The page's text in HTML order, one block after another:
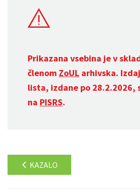
Prikazana vsebina je v
členom ZoUL arhivska.
lista, izdane po 28.2.2026,
na PISRS.
KAZALO